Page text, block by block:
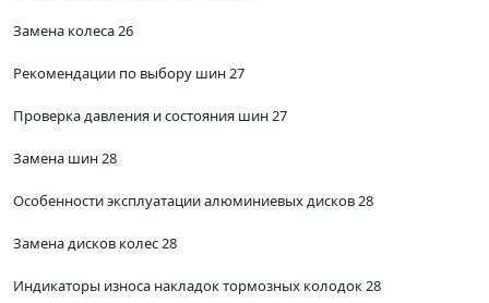
Замена колеса 26
Рекомендации по выбору шин 27
Проверка давления и состояния шин 27
Замена шин 28
Особенности эксплуатации алюминиевых дисков 28
Замена дисков колес 28
Индикаторы износа накладок тормозных колодок 28